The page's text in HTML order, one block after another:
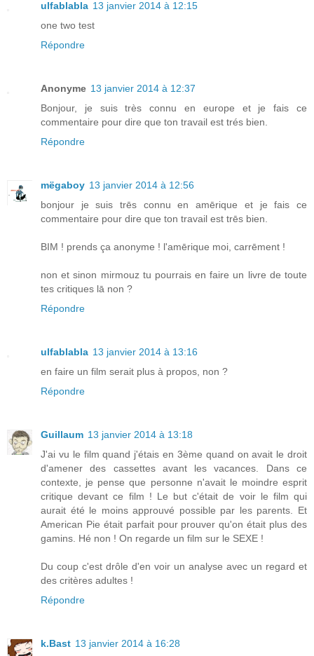
ulfablabla 13 janvier 2014 à 12:15
one two test
Répondre
Anonyme 13 janvier 2014 à 12:37
Bonjour, je suis très connu en europe et je fais ce
commentaire pour dire que ton travail est trés bien.
Répondre
mëgaboy 13 janvier 2014 à 12:56
bonjour je suis trēs connu en amērique et je fais ce
commentaire pour dire que ton travail est trēs bien.
BIM ! prends ça anonyme ! l'amērique moi, carrēment !
non et sinon mirmouz tu pourrais en faire un livre de toute
tes critiques lā non ?
Répondre
ulfablabla 13 janvier 2014 à 13:16
en faire un film serait plus à propos, non ?
Répondre
Guillaum 13 janvier 2014 à 13:18
J'ai vu le film quand j'étais en 3ème quand on avait le droit
d'amener des cassettes avant les vacances. Dans ce
contexte, je pense que personne n'avait le moindre esprit
critique devant ce film ! Le but c'était de voir le film qui
aurait été le moins approuvé possible par les parents. Et
American Pie était parfait pour prouver qu'on était plus des
gamins. Hé non ! On regarde un film sur le SEXE !
Du coup c'est drôle d'en voir un analyse avec un regard et
des critères adultes !
Répondre
k.Bast 13 janvier 2014 à 16:28